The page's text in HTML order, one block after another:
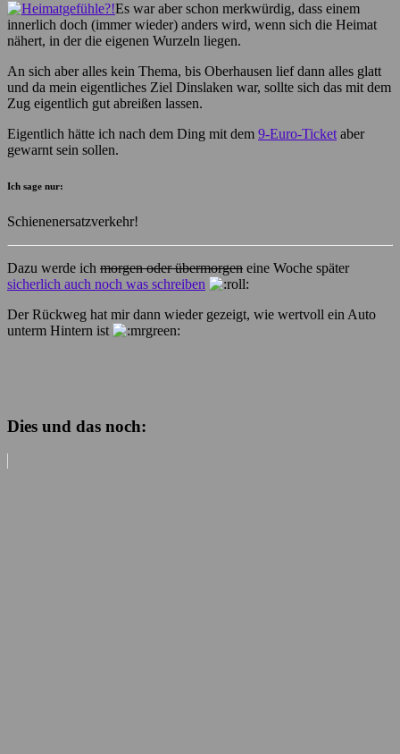
Es war aber schon merkwürdig, dass einem
innerlich doch (immer wieder) anders wird, wenn sich die Heimat
nähert, in der die eigenen Wurzeln liegen.
An sich aber alles kein Thema, bis Oberhausen lief dann alles glatt
und da mein eigentliches Ziel Dinslaken war, sollte sich das mit dem
Zug eigentlich gut abreißen lassen.
Eigentlich hätte ich nach dem Ding mit dem 9-Euro-Ticket aber
gewarnt sein sollen.
Ich sage nur:
Schienenersatzverkehr!
Dazu werde ich morgen oder übermorgen eine Woche später
sicherlich auch noch was schreiben
Der Rückweg hat mir dann wieder gezeigt, wie wertvoll ein Auto
unterm Hintern ist
Dies und das noch: